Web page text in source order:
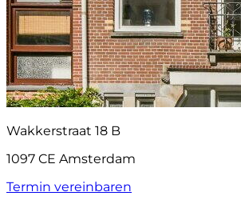
Wakkerstraat 18 B
1097 CE Amsterdam
Termin vereinbaren